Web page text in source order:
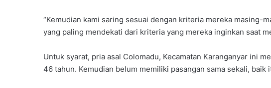
“Kemudian kami saring sesuai dengan kriteria mereka masing-
yang paling mendekati dari kriteria yang mereka inginkan saat
Untuk syarat, pria asal Colomadu, Kecamatan Karanganyar ini
46 tahun. Kemudian belum memiliki pasangan sama sekali, baik